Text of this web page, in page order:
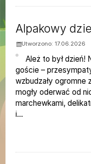
Alpakowy
Utworzono: 17.06.2026
Ależ to był dzień!
goście –
wzbudzały ogromne
mogły oderwać od
marchewkami,
i...